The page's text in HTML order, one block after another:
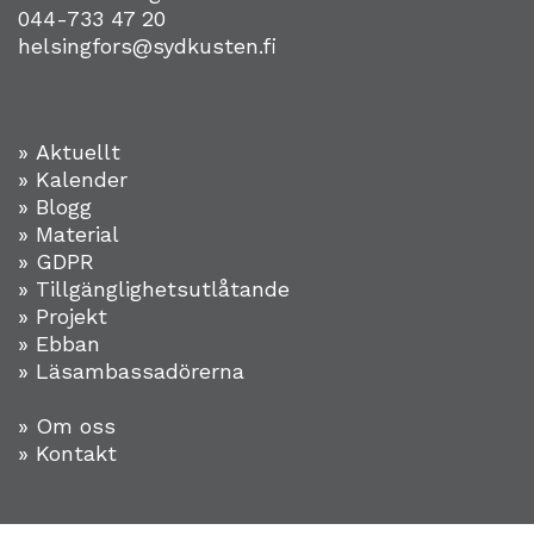
044-733 47 20
helsingfors@sydkusten.fi
» Aktuellt
» Kalender
» Blogg
» Material
» GDPR
» Tillgänglighetsutlåtande
» Projekt
» Ebban
» Läsambassadörerna
» Om oss
» Kontakt